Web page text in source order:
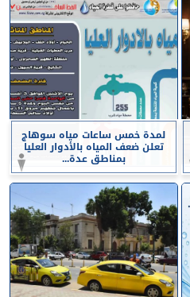
لمدة خمس ساعات مياه سوهاج
تعلن ضعف المياه بالأدوار العليا
بمناطق عدة...